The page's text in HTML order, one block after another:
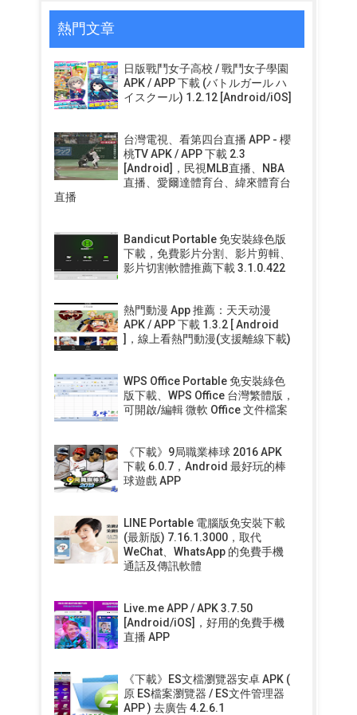
熱門文章
日版戰鬥女子高校 / 戰鬥女子學園
APK / APP 下載 (バトルガール ハ
イスクール) 1.2.12 [Android/iOS]
台灣電視、看第四台直播 APP - 櫻
桃TV APK / APP 下載 2.3
[Android]，民視MLB直播、NBA
直播、愛爾達體育台、緯來體育台
直播
Bandicut Portable 免安裝綠色版
下載，免費影片分割、影片剪輯、
影片切割軟體推薦下載 3.1.0.422
熱門動漫 App 推薦：天天动漫
APK / APP 下載 1.3.2 [ Android
]，線上看熱門動漫(支援離線下載)
WPS Office Portable 免安裝綠色
版下載、WPS Office 台灣繁體版，
可開啟/編輯 微軟 Office 文件檔案
《下載》9局職業棒球 2016 APK
下載 6.0.7，Android 最好玩的棒
球遊戲 APP
LINE Portable 電腦版免安裝下載
(最新版) 7.16.1.3000，取代
WeChat、WhatsApp 的免費手機
通話及傳訊軟體
Live.me APP / APK 3.7.50
[Android/iOS]，好用的免費手機
直播 APP
《下載》ES文檔瀏覽器安卓 APK (
原 ES檔案瀏覽器 / ES文件管理器
APP ) 去廣告 4.2.6.1